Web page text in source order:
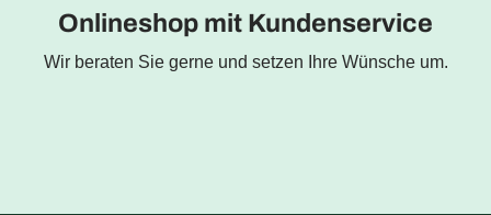
Onlineshop mit Kundenservice
Wir beraten Sie gerne und setzen Ihre Wünsche um.